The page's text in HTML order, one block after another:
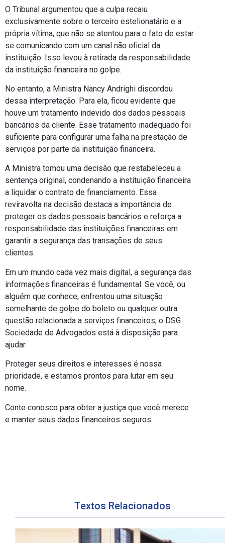
O Tribunal argumentou que a culpa recaiu
exclusivamente sobre o terceiro estelionatário e a
própria vítima, que não se atentou para o fato de estar
se comunicando com um canal não oficial da
instituição. Isso levou à retirada da responsabilidade
da instituição financeira no golpe.
No entanto, a Ministra Nancy Andrighi discordou
dessa interpretação. Para ela, ficou evidente que
houve um tratamento indevido dos dados pessoais
bancários da cliente. Esse tratamento inadequado foi
suficiente para configurar uma falha na prestação de
serviços por parte da instituição financeira.
A Ministra tomou uma decisão que restabeleceu a
sentença original, condenando a instituição financeira
a liquidar o contrato de financiamento. Essa
reviravolta na decisão destaca a importância de
proteger os dados pessoais bancários e reforça a
responsabilidade das instituições financeiras em
garantir a segurança das transações de seus
clientes.
Em um mundo cada vez mais digital, a segurança das
informações financeiras é fundamental. Se você, ou
alguém que conhece, enfrentou uma situação
semelhante de golpe do boleto ou qualquer outra
questão relacionada a serviços financeiros, o DSG
Sociedade de Advogados está à disposição para
ajudar.
Proteger seus direitos e interesses é nossa
prioridade, e estamos prontos para lutar em seu
nome.
Conte conosco para obter a justiça que você merece
e manter seus dados financeiros seguros.
Textos Relacionados